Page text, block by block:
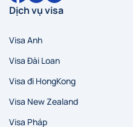
Dịch vụ visa
Visa Anh
Visa Đài Loan
Visa đi HongKong
Visa New Zealand
Visa Pháp